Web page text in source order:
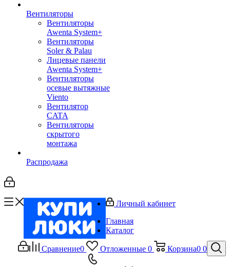
Вентиляторы
Вентиляторы
Awenta System+
Вентиляторы
Soler & Palau
Лицевые панели
Awenta System+
Вентиляторы
осевые вытяжные
Viento
Вентилятор
CATA
Вентиляторы
скрытого
монтажа
Распродажа
Сравнение0 Отложенные 0 Корзина0 0
Личный кабинет
Главная
Каталог